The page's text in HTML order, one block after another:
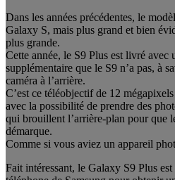
Dans les années précédentes, le
Galaxy S, mais plus grand et bien
plus grande.
Cette année, le S9 Plus est livré avec
supplémentaire que le S9 n’a pas, à
caméra à l’arrière.
C’est ce téléobjectif de 12
avec la possibilité de prendre des
qui brouillent l’arrière-plan pour que
démarque.
Comme si vous aviez un appareil
Fait intéressant, le Galaxy S9 Plus